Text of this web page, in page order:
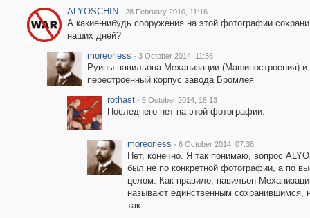
ALYOSCHIN · 28 February 2010, 11:16
А какие-нибудь сооружения на этой фотографии
наших дней?
moreorless · 3 October 2014, 11:36
Руины павильона Механизации (Машиностроения) и
перестроенный корпус завода Бромлея
rothast · 5 October 2014, 18:13
Последнего нет на этой фотографии.
moreorless · 6 October 2014, 07:38
Нет, конечно. Я так понимаю, вопрос
был не по конкретной фотографии, а по
целом. Как правило, павильон
называют единственным сохранившимся,
так.